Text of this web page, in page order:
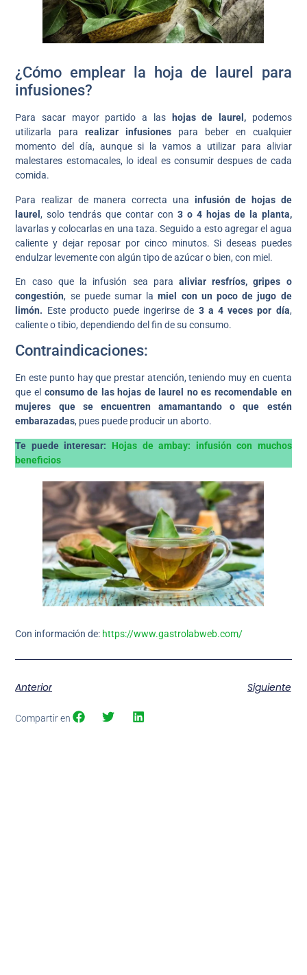
¿Cómo emplear la hoja de laurel para
infusiones?
Para sacar mayor partido a las hojas de laurel,podemos
utilizarla pararealizar infusiones para beber en cualquier
momento del día, aunque si la vamos a utilizar para aliviar
malestares estomacales, lo ideal es consumir despues de cada
comida.
Para realizar de manera correcta una infusión de hojas de
laurel, solo tendrás que contar con 3 o 4 hojas de la planta,
lavarlas y colocarlas en una taza. Seguido a esto agregar el agua
caliente y dejar reposar por cinco minutos. Si deseas puedes
endulzar levemente con algún tipo de azúcar o bien, con miel.
En caso que la infusión sea para aliviar resfríos, gripes o
congestión, se puede sumar lamiel con un poco de jugo de
limón. Este producto puede ingerirse de 3 a 4 veces por día,
caliente o tibio, dependiendo del fin de su consumo.
Contraindicaciones:
En este punto hay que prestar atención, teniendo muy en cuenta
que el consumo de las hojas de laurel no es recomendable en
mujeres que se encuentren amamantando o que estén
embarazadas, pues puede producir un aborto.
Te puede interesar: Hojas de ambay: infusión con muchos
beneficios
Con información de: https://www.gastrolabweb.com/
Anterior Siguiente
Compartir en